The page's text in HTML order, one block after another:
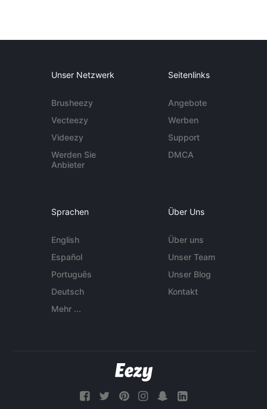
Unser Netzwerk
Brusheezy
Vecteezy
Videezy
Werden Sie
Anbieter
Seitenlinks
Angebote
Werben
Support
DMCA
Sprachen
English
Español
Português
Deutsch
Mehr ...
Über Uns
Über uns
Unser Team
Unser Blog
Kontakt